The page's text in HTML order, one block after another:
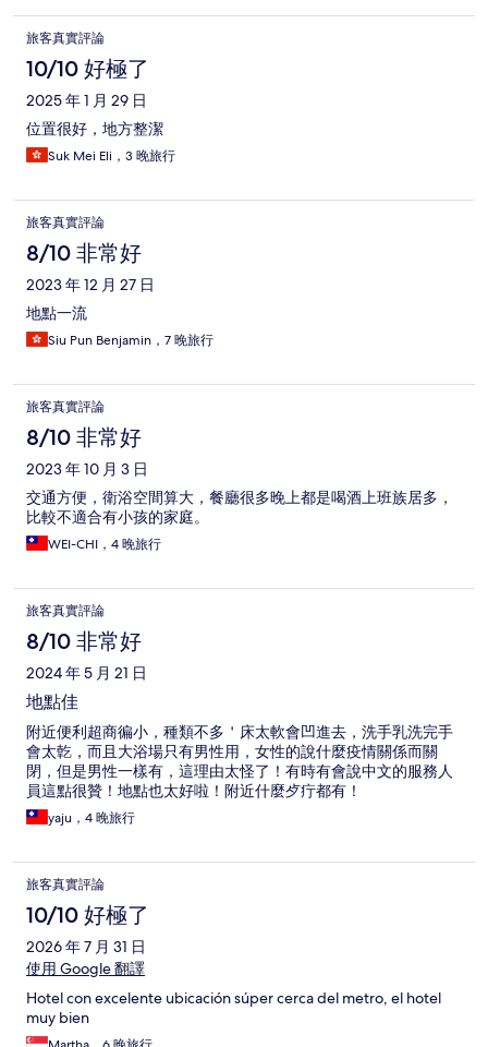
旅客真實評論
10/10 好極了
2025 年 1 月 29 日
位置很好，地方整潔
Suk Mei Eli，3 晚旅行
旅客真實評論
8/10 非常好
2023 年 12 月 27 日
地點一流
Siu Pun Benjamin，7 晚旅行
旅客真實評論
8/10 非常好
2023 年 10 月 3 日
交通方便，衛浴空間算大，餐廳很多晚上都是喝酒上班族居多，
比較不適合有小孩的家庭。
WEI-CHI，4 晚旅行
旅客真實評論
8/10 非常好
2024 年 5 月 21 日
地點佳
附近便利超商徧小，種類不多＇床太軟會凹進去，洗手乳洗完手
會太亁，而且大浴場只有男性用，女性的說什麼疫情關係而關
閉，但是男性一樣有，這理由太怪了！有時有會說中文的服務人
員這點很贊！地點也太好啦！附近什麼歺疔都有！
yaju，4 晚旅行
旅客真實評論
10/10 好極了
2026 年 7 月 31 日
使用 Google 翻譯
Hotel con excelente ubicación súper cerca del metro, el hotel
muy bien